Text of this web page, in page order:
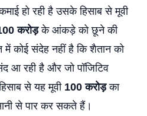
हो रही है उसके हिसाब से मूवी
करोड़के आंकड़े को छूने की
में कोई संदेह नहीं है कि शैतान को
आ रही है और जो पॉजिटिव
से यह मूवी 100 करोड़का
से पार कर सकते हैं।